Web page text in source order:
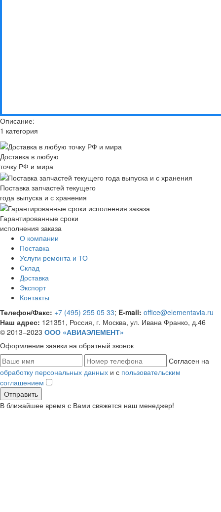
Описание:
1 категория
Доставка в любую
точку РФ и мира
Поставка запчастей текущего
года выпуска и с хранения
Гарантированные сроки
исполнения заказа
О компании
Поставка
Услуги ремонта и ТО
Склад
Доставка
Экспорт
Контакты
Телефон/Факс: +7 (495) 255 05 33; E-mail: office@elementavia.ru
Наш адрес: 121351, Россия, г. Москва, ул. Ивана Франко, д.46
© 2013–2023 ООО «АВИАЭЛЕМЕНТ»
Оформление заявки на обратный звонок
Согласен на
обработку персональных данных и с пользовательским
соглашением
В ближайшее время с Вами свяжется наш менеджер!